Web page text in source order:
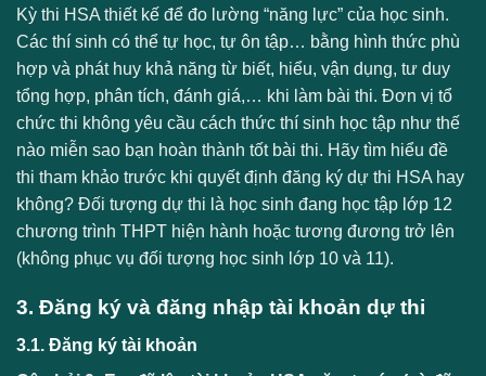
Kỳ thi HSA thiết kế để đo lường “năng lực” của học sinh.
Các thí sinh có thể tự học, tự ôn tập… bằng hình thức phù
hợp và phát huy khả năng từ biết, hiểu, vận dụng, tư duy
tổng hợp, phân tích, đánh giá,… khi làm bài thi. Đơn vị tổ
chức thi không yêu cầu cách thức thí sinh học tập như thế
nào miễn sao bạn hoàn thành tốt bài thi. Hãy tìm hiểu đề
thi tham khảo trước khi quyết định đăng ký dự thi HSA hay
không? Đối tượng dự thi là học sinh đang học tập lớp 12
chương trình THPT hiện hành hoặc tương đương trở lên
(không phục vụ đối tượng học sinh lớp 10 và 11).
3. Đăng ký và đăng nhập tài khoản dự thi
3.1. Đăng ký tài khoản